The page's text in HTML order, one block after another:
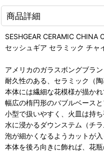
商品詳細
SESHGEAR CERAMIC CHINA
セッシュギア セラミック チャ
アメリカのガラスボングブラ
耐久性のある、セラミック（
本体には繊細な花模様が描かれ
幅広の楕円形のバブルベース
小型で扱いやすく、火皿は持
水に浸かるダウンステム（チ
泡が細かくなるようカットが入
本体を後ろ向きに飾れば、花瓶